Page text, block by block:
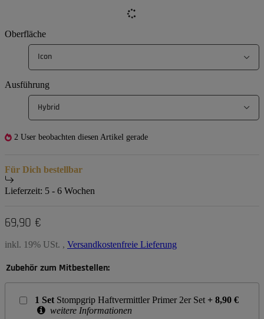
Oberfläche
Icon
Ausführung
Hybrid
2 User beobachten diesen Artikel gerade
Für Dich bestellbar
Lieferzeit: 5 - 6 Wochen
69,90 €
inkl. 19% USt. , Versandkostenfreie Lieferung
Zubehör zum Mitbestellen:
1 Set Stompgrip Haftvermittler Primer 2er Set + 8,90 €
weitere Informationen